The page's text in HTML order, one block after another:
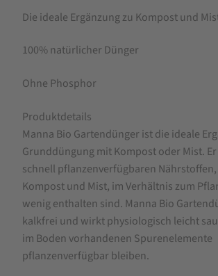
MANNA
Bio
und
Gemüsedünger
Die ideale Ergänzung zu Kompost und
100% natürlicher Dünger
Ohne Phosphor
Produktdetails
Manna Bio Gartendünger ist die ideale
Grunddüngung mit Kompost oder Mist.
schnell pflanzenverfügbaren
Kompost und Mist, im Verhältnis zum
wenig enthalten sind. Manna Bio
kalkfrei und wirkt physiologisch leicht
im Boden vorhandenen Spurenelemente
pflanzenverfügbar bleiben.